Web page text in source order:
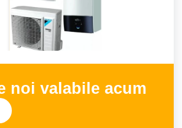
noi valabile acum